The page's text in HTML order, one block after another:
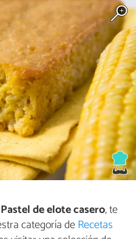
Pastel de elote casero, te
categoría deRecetas